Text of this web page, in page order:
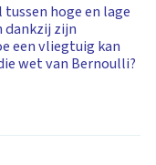
hoge en lage
dankzij zijn
een vliegtuig kan
wet van Bernoulli?